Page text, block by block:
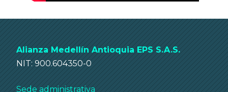
Alianza Medellín Antioquia EPS S.A.S.
NIT: 900.604350-0
Sede administrativa